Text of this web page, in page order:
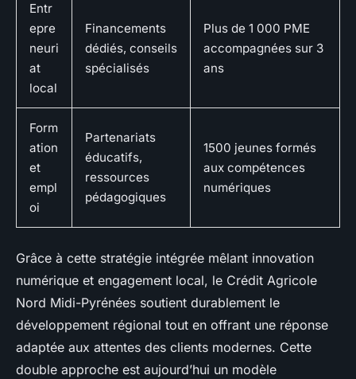
Entr
epre
neuri
at
local
Financements
dédiés, conseils
spécialisés
Plus de 1 000 PME
accompagnées sur 3
ans
Form
ation
et
empl
oi
Partenariats
éducatifs,
ressources
pédagogiques
1500 jeunes formés
aux compétences
numériques
Grâce à cette stratégie intégrée mêlant innovation
numérique et engagement local, le Crédit Agricole
Nord Midi-Pyrénées soutient durablement le
développement régional tout en offrant une réponse
adaptée aux attentes des clients modernes. Cette
double approche est aujourd’hui un modèle